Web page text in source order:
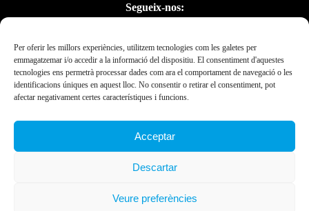
Per oferir les millors experiències, utilitzem tecnologies com les galetes per
emmagatzemar i/o accedir a la informació del dispositiu. El consentiment d'aquestes
tecnologies ens permetrà processar dades com ara el comportament de navegació o les
identificacions úniques en aquest lloc. No consentir o retirar el consentiment, pot
afectar negativament certes característiques i funcions.
Acceptar
Descartar
Veure preferències
Segueix-nos:
Presidència